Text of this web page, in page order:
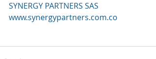
SYNERGY PARTNERS SAS
www.synergypartners.com.co